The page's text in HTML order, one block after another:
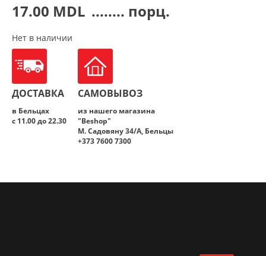
17.00 MDL ........ порц.
Нет в наличии
ДОСТАВКА
в Бельцах
с 11.00 до 22.30
САМОВЫВОЗ
из нашего магазина
"Beshop"
M. Садовяну 34/A, Бельцы
+373 7600 7300